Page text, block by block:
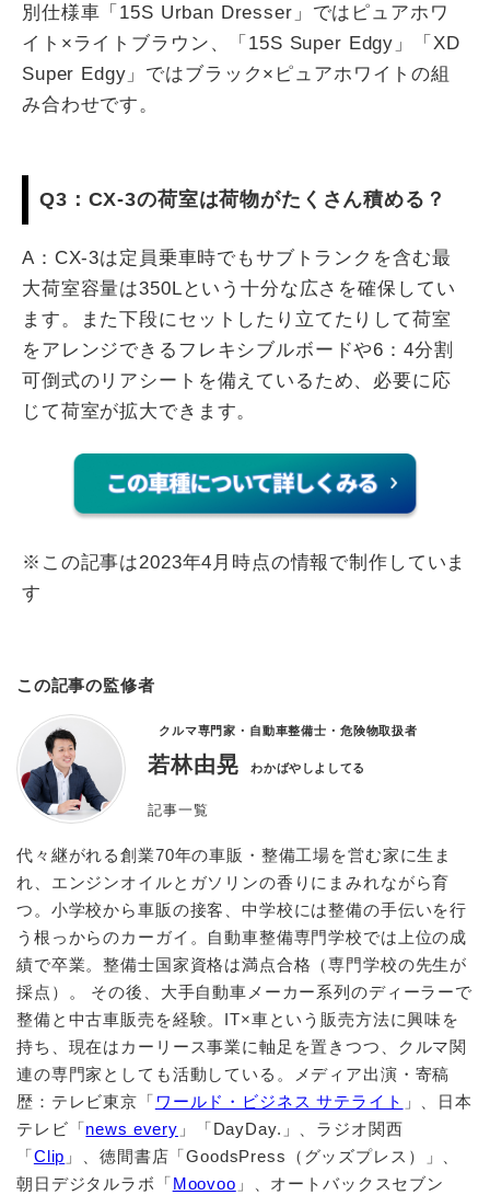
別仕様車「15S Urban Dresser」ではピュアホワ
イト×ライトブラウン、「15S Super Edgy」「XD
Super Edgy」ではブラック×ピュアホワイトの組
み合わせです。
Q3：CX-3の荷室は荷物がたくさん積める？
A：CX-3は定員乗車時でもサブトランクを含む最
大荷室容量は350Lという十分な広さを確保してい
ます。また下段にセットしたり立てたりして荷室
をアレンジできるフレキシブルボードや6：4分割
可倒式のリアシートを備えているため、必要に応
じて荷室が拡大できます。
※この記事は2023年4月時点の情報で制作していま
す
この記事の監修者
クルマ専門家・自動車整備士・危険物取扱者
若林由晃 わかばやしよしてる
記事一覧
代々継がれる創業70年の車販・整備工場を営む家に生ま
れ、エンジンオイルとガソリンの香りにまみれながら育
つ。小学校から車販の接客、中学校には整備の手伝いを行
う根っからのカーガイ。自動車整備専門学校では上位の成
績で卒業。整備士国家資格は満点合格（専門学校の先生が
採点）。 その後、大手自動車メーカー系列のディーラーで
整備と中古車販売を経験。IT×車という販売方法に興味を
持ち、現在はカーリース事業に軸足を置きつつ、クルマ関
連の専門家としても活動している。メディア出演・寄稿
歴：テレビ東京「 ワールド・ビジネス サテライト 」、日本
テレビ「news every 」「DayDay.」、ラジオ関西
「Clip 」、徳間書店「GoodsPress（グッズプレス）」、
朝日デジタルラボ「Moovoo 」、オートバックスセブン